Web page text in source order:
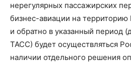
нерегулярных пассажирских
бизнес-авиации на
и обратно в указанный период
ТАСС) будет осуществляться
наличии отдельного решения